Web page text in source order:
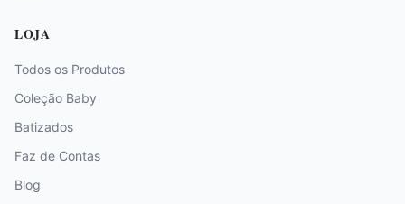
LOJA
Todos os Produtos
Coleção Baby
Batizados
Faz de Contas
Blog